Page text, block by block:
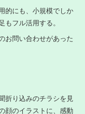
的にも、小規模でしか
フル活用する。
お問い合わせがあった
折り込みのチラシを見
顔のイラストに、感動